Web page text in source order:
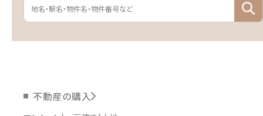
不動産の購入